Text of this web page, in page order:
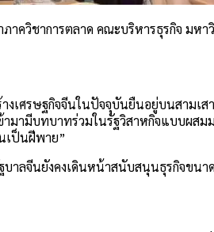
าควิชาการตลาด คณะบริหารธุรกิจ ม
เศรษฐกิจจีนในปัจจุบันยืนอยู่บนสามเ
มีบทบาทร่วมในรัฐวิสาหกิจแบบผสม
เป็นฝีพาย”
ลจีนยังคงเดินหน้าสนับสนุนธุรกิจขนา